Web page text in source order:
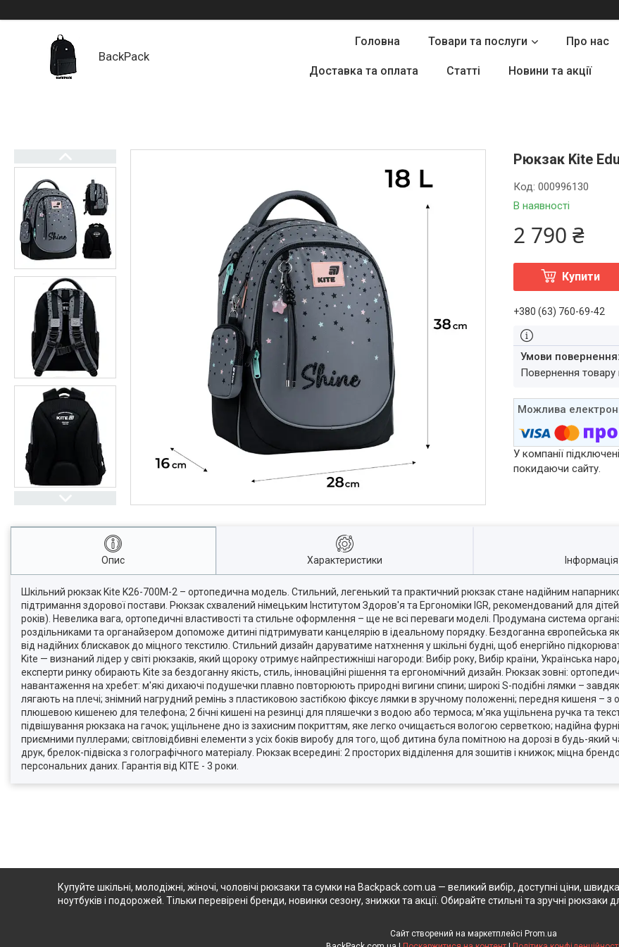
BackPack
Головна Товари та послуги Про нас
Доставка та оплата Статті Новини та акції
Рюкзак Kite
В наявності
Код:000996130
2 790 ₴
Купити
+380 (63) 760-69-42
повернення
У компанії
покидаючи сайту.
Опис Характеристики
Шкільний рюкзак Kite K26-700M-2 – ортопедична модель. Стильний, легенький та практичний рюкзак стане надійним
підтримання здорової постави. Рюкзак схвалений німецьким Інститутом Здоров'я та Ергономіки IGR, рекомендований для
років). Невелика вага, ортопедичні властивості та стильне оформлення – ще не всі переваги моделі. Продумана система
роздільниками та органайзером допоможе дитині підтримувати канцелярію в ідеальному порядку. Бездоганна європейська
від надійних блискавок до міцного текстилю. Стильний дизайн даруватиме натхнення у шкільні будні, щоб енергійно
Kite — визнаний лідер у світі рюкзаків, який щороку отримує найпрестижніші нагороди: Вибір року, Вибір країни, Українська
експерти ринку обирають Kite за бездоганну якість, стиль, інноваційні рішення та ергономічний дизайн. Рюкзак зовні:
навантаження на хребет: м'які дихаючі подушечки плавно повторюють природні вигини спини; широкі S-подібні лямки –
лягають на плечі; знімний нагрудний ремінь з пластиковою застібкою фіксує лямки в зручному положенні; передня кишеня –
плюшевою кишенею для телефона; 2 бічні кишені на резинці для пляшечки з водою або термоса; м'яка ущільнена ручка та
підвішування рюкзака на гачок; ущільнене дно із захисним покриттям, яке легко очищається вологою серветкою; надійна
приємними пуллерами; світловідбивні елементи з усіх боків виробу для того, щоб дитина була помітною на дорозі в будь-який
друк, брелок-підвіска з голографічного матеріалу. Рюкзак всередині: 2 просторих відділення для зошитів і книжок; міцна
персональних даних. Гарантія від KITE - 3 роки.
Купуйте шкільні, молодіжні, жіночі, чоловічі рюкзаки та сумки на Backpack.com.ua — великий вибір, доступні ціни,
ноутбуків і подорожей. Тільки перевірені бренди, новинки сезону, знижки та акції. Обирайте стильні та зручні рюкзаки
Сайт створений на маркетплейсі Prom.ua